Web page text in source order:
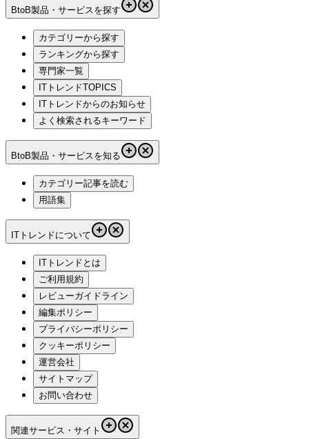
BtoB製品・サービスを探す
カテゴリーから探す
ランキングから探す
専門家一覧
ITトレンドTOPICS
ITトレンドからのお知らせ
よく検索されるキーワード
BtoB製品・サービスを知る
カテゴリー記事を読む
用語集
ITトレンドについて
ITトレンドとは
ご利用規約
レビューガイドライン
編集ポリシー
プライバシーポリシー
クッキーポリシー
運営会社
サイトマップ
お問い合わせ
関連サービス・サイト